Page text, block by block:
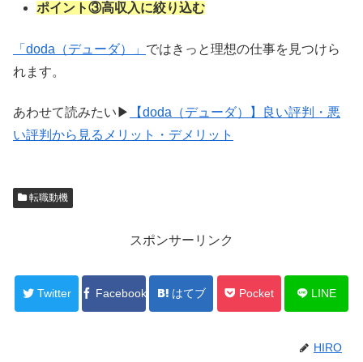
ポイント③高収入に絞り込む
「doda（デューダ）」 ではきっと理想の仕事を見つけら
れます。
あわせて読みたい▶
【doda（デューダ）】良い評判・悪
い評判から見るメリット・デメリット
転職動機
スポンサーリンク
Twitter Facebook はてブ Pocket LINE
HIRO